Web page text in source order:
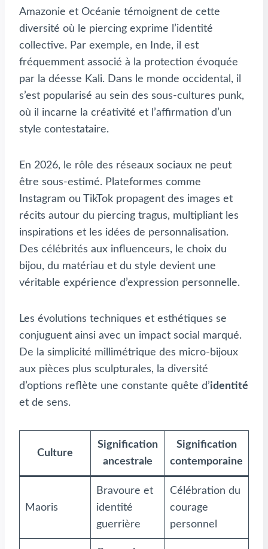
Amazonie et Océanie témoignent de cette
diversité où le piercing exprime l’identité
collective. Par exemple, en Inde, il est
fréquemment associé à la protection évoquée
par la déesse Kali. Dans le monde occidental, il
s’est popularisé au sein des sous-cultures punk,
où il incarne la créativité et l’affirmation d’un
style contestataire.
En 2026, le rôle des réseaux sociaux ne peut
être sous-estimé. Plateformes comme
Instagram ou TikTok propagent des images et
récits autour du piercing tragus, multipliant les
inspirations et les idées de personnalisation.
Des célébrités aux influenceurs, le choix du
bijou, du matériau et du style devient une
véritable expérience d’expression personnelle.
Les évolutions techniques et esthétiques se
conjuguent ainsi avec un impact social marqué.
De la simplicité millimétrique des micro-bijoux
aux pièces plus sculpturales, la diversité
d’options reflète une constante quête d’identité
et de sens.
Culture
Signification
ancestrale
Signification
contemporaine
Maoris
Bravoure et
identité
guerrière
Célébration du
courage
personnel